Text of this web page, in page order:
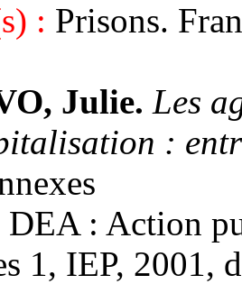
: Prisons.
Julie. Les
:
DEA : Action
1, IEP, 2001,